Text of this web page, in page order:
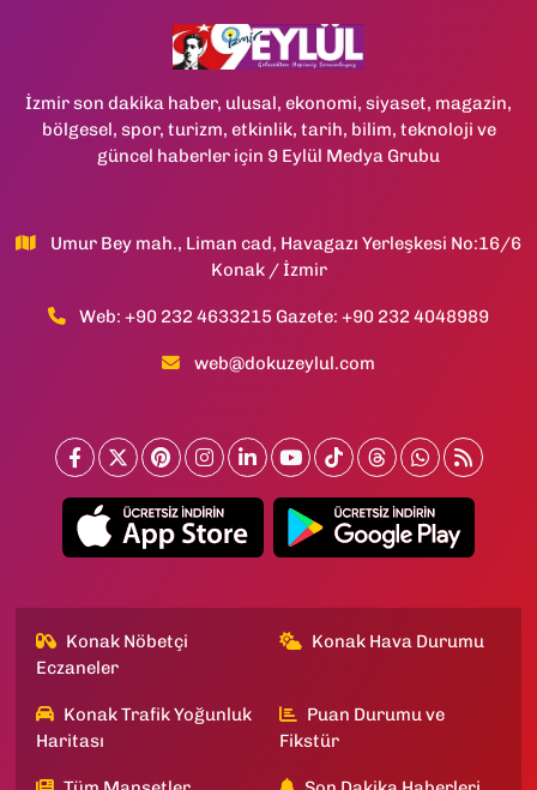
İzmir son dakika haber, ulusal, ekonomi, siyaset, magazin,
bölgesel, spor, turizm, etkinlik, tarih, bilim, teknoloji ve
güncel haberler için 9 Eylül Medya Grubu
Umur Bey mah., Liman cad, Havagazı Yerleşkesi No:16/6
Konak / İzmir
Web: +90 232 4633215 Gazete: +90 232 4048989
web@dokuzeylul.com
Konak Nöbetçi
Eczaneler
Konak Hava Durumu
Konak Trafik Yoğunluk
Haritası
Puan Durumu ve
Fikstür